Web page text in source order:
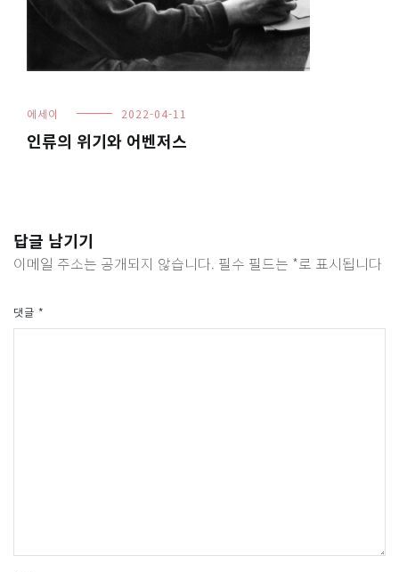
에세이 2022-04-11
인류의 위기와 어벤저스
답글 남기기
이메일 주소는 공개되지 않습니다. 필수 필드는 *로 표시됩니다
댓글 *